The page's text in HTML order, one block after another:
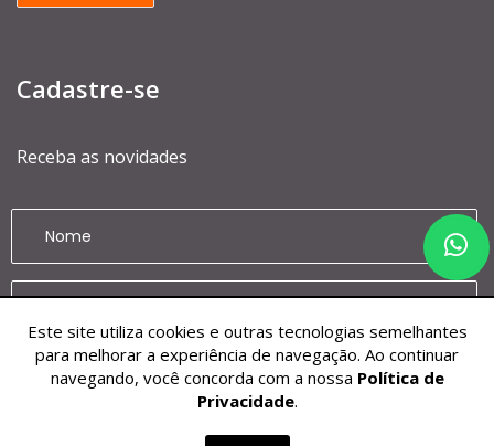
Cadastre-se
Receba as novidades
CADASTRAR
Este site utiliza cookies e outras tecnologias semelhantes
para melhorar a experiência de navegação. Ao continuar
navegando, você concorda com a nossa Política de
Privacidade.